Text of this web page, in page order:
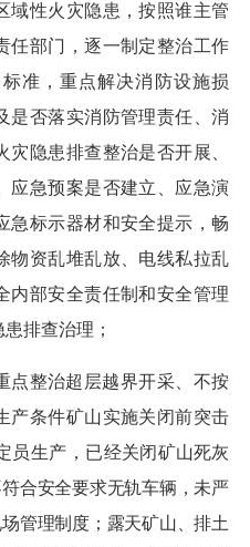
域性火灾隐患，按照谁主管
任部门，逐一制定整治工作
准，重点解决消防设施损
是否落实消防管理责任、消
隐患排查整治是否开展、
应急预案是否建立、应急演
急标示器材和安全提示，畅
物资乱堆乱放、电线私拉乱
内部安全责任制和安全管理
排查治理；
点整治超层越界开采、不按
产条件矿山实施关闭前突击
员生产，已经关闭矿山死灰
合安全要求无轨车辆，未严
管理制度；露天矿山、排土